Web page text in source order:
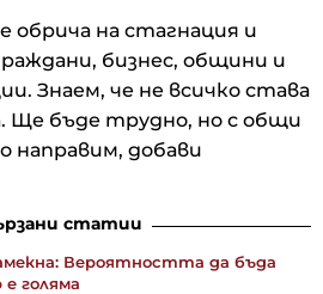
обрича на стагнация и
бизнес, общини и
Знаем, че не всичко става
Ще бъде трудно, но с общи
направим, добави
статии
Вероятността да бъда
голяма